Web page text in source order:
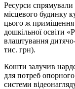
Ресурси спрямували
місцевого будинку
цього ж приміщення
дошкільної освіти
влаштування
тис. грн).
Кошти залучив
для потреб
системи